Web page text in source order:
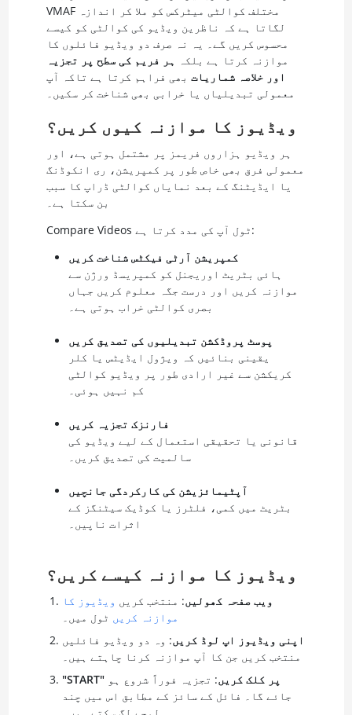
VMAF مختلف کوالٹی میٹرکس کو ملا کر اندازہ
لگاتا ہے کہ ناظرین ویڈیو کی کوالٹی کو کیسے
محسوس کریں گے۔ یہ نہ صرف دو ویڈیو فائلوں کا
موازنہ کرتا ہے بلکہ
ہر فریم کی سطح پر تجزیہ
اور خلاصہ شماریات بھی فراہم کرتا ہے تاکہ آپ
معمولی تبدیلیاں یا خرابی بھی شناخت کر سکیں۔
ویڈیوز کا موازنہ کیوں کریں؟
ہر ویڈیو ہزاروں فریمز پر مشتمل ہوتی ہے، اور
معمولی فرق بھی خاص طور پر کمپریشن، ری انکوڈنگ
یا ایڈیٹنگ کے بعد نمایاں کوالٹی ڈراپ کا سبب
بن سکتا ہے۔
Compare Videos ٹول آپ کی مدد کرتا ہے:
کمپریشن آرٹی فیکٹس شناخت کریں
ہائی بٹریٹ اوریجنل کو کمپریسڈ ورژن سے
موازنہ کریں اور درست جگہ معلوم کریں جہاں
بصری کوالٹی خراب ہوتی ہے۔
پوسٹ پروڈکشن تبدیلیوں کی تصدیق کریں
یقینی بنائیں کہ ویژول ایڈیٹس یا کلر
کریکشن سے غیر ارادی طور پر ویڈیو کوالٹی
کم نہیں ہوئی۔
فارنزک تجزیہ کریں
قانونی یا تحقیقی استعمال کے لیے ویڈیو کی
سالمیت کی تصدیق کریں۔
آپٹیمائزیشن کی کارکردگی جانچیں
بٹریٹ میں کمی، فلٹرز یا کوڈیک سیٹنگز کے
اثرات ناپیں۔
ویڈیوز کا موازنہ کیسے کریں؟
ویب صفحہ کھولیں: منتخب کریں ویڈیوز کا
موازنہ کریں ٹول میں۔
اپنی ویڈیوز اپ لوڈ کریں: وہ دو ویڈیو فائلیں
منتخب کریں جن کا آپ موازنہ کرنا چاہتے ہیں۔
"START" پر کلک کریں: تجزیہ فوراً شروع ہو
جائے گا۔ فائل کے سائز کے مطابق اس میں چند
لمحے لگ سکتے ہیں۔